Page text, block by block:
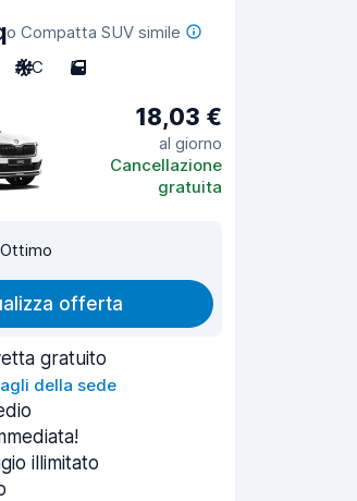
o Compatta SUV simile
A/C 5
18,03 €
al giorno
Cancellazione
gratuita
Ottimo
offerta
gratuito
della sede
illimitato